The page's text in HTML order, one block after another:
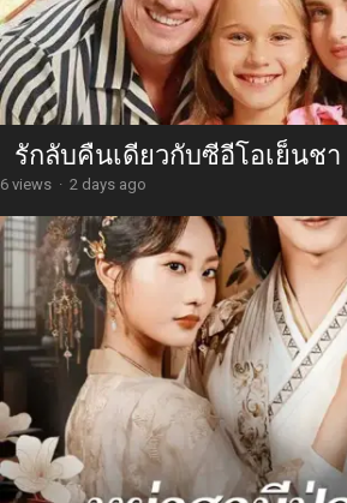
รักลับคืนเดียวกับซีอีโอเย็นชา
6 views · 2 days ago